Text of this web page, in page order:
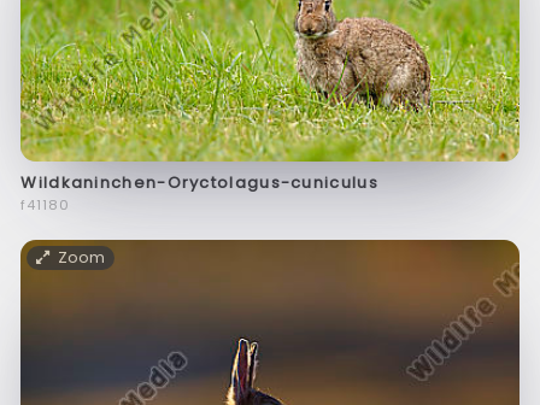
Wildkaninchen-Oryctolagus-cuniculus
f41180
Zoom